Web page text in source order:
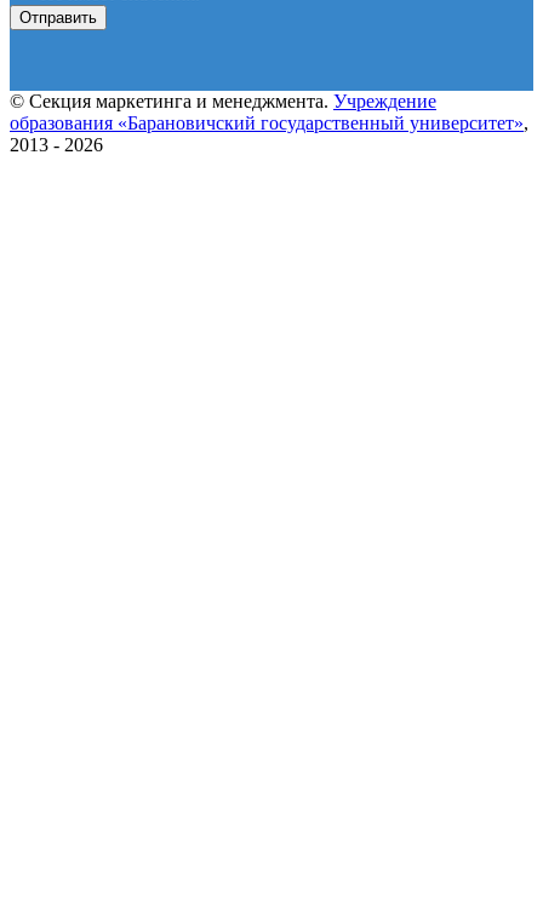
© Секция маркетинга и менеджмента. Учреждение
образования «Барановичский государственный университет»,
2013 - 2026